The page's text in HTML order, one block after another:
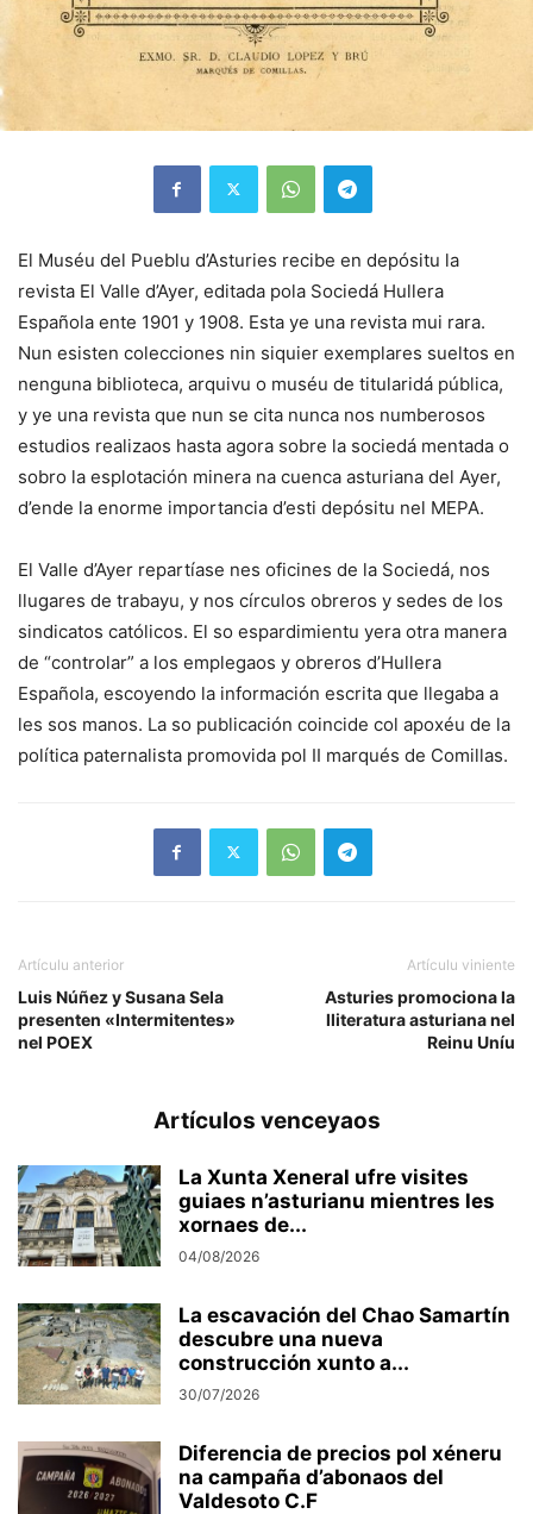
El Muséu del Pueblu d’Asturies recibe en depósitu la
revista El Valle d’Ayer, editada pola Sociedá Hullera
Española ente 1901 y 1908. Esta ye una revista mui rara.
Nun esisten colecciones nin siquier exemplares sueltos en
nenguna biblioteca, arquivu o muséu de titularidá pública,
y ye una revista que nun se cita nunca nos numberosos
estudios realizaos hasta agora sobre la sociedá mentada o
sobro la esplotación minera na cuenca asturiana del Ayer,
d’ende la enorme importancia d’esti depósitu nel MEPA.
El Valle d’Ayer repartíase nes oficines de la Sociedá, nos
llugares de trabayu, y nos círculos obreros y sedes de los
sindicatos católicos. El so espardimientu yera otra manera
de “controlar” a los emplegaos y obreros d’Hullera
Española, escoyendo la información escrita que llegaba a
les sos manos. La so publicación coincide col apoxéu de la
política paternalista promovida pol II marqués de Comillas.
Artículu anterior
Luis Núñez y Susana Sela
presenten «Intermitentes»
nel POEX
Artículu viniente
Asturies promociona la
lliteratura asturiana nel
Reinu Uníu
Artículos venceyaos
La Xunta Xeneral ufre visites
guiaes n’asturianu mientres les
xornaes de...
04/08/2026
La escavación del Chao Samartín
descubre una nueva
construcción xunto a...
30/07/2026
Diferencia de precios pol xéneru
na campaña d’abonaos del
Valdesoto C.F